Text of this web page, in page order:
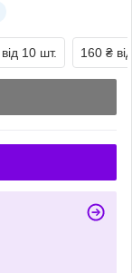
від 10 шт. 160 ₴